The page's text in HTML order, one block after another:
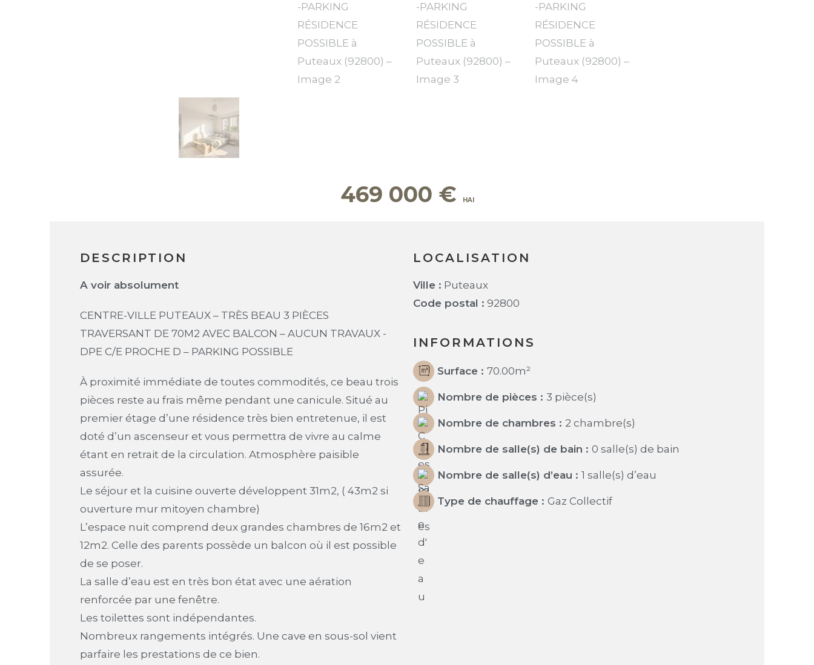
469 000 €
DESCRIPTION
A voir absolument
CENTRE-VILLE PUTEAUX – TRÈS BEAU 3 PIÈCES
TRAVERSANT DE 70M2 AVEC BALCON – AUCUN TRAVAUX -
DPE C/E PROCHE D – PARKING POSSIBLE
À proximité immédiate de toutes commodités, ce beau trois
pièces reste au frais même pendant une canicule. Situé au
premier étage d’une résidence très bien entretenue, il est
doté d’un ascenseur et vous permettra de vivre au calme
étant en retrait de la circulation. Atmosphère paisible
assurée.
Le séjour et la cuisine ouverte développent 31m2, ( 43m2 si
ouverture mur mitoyen chambre)
L’espace nuit comprend deux grandes chambres de 16m2 et
12m2. Celle des parents possède un balcon où il est possible
de se poser.
La salle d’eau est en très bon état avec une aération
renforcée par une fenêtre.
Les toilettes sont indépendantes.
Nombreux rangements intégrés. Une cave en sous-sol vient
parfaire les prestations de ce bien.
LOCALISATION
Ville : Puteaux
Code postal : 92800
INFORMATIONS
Surface : 70.00m²
Nombre de pièces : 3 pièce(s)
Nombre de chambres : 2 chambre(s)
Nombre de salle(s) de bain : 0 salle(s) de bain
Nombre de salle(s) d’eau : 1 salle(s) d’eau
Type de chauffage : Gaz Collectif